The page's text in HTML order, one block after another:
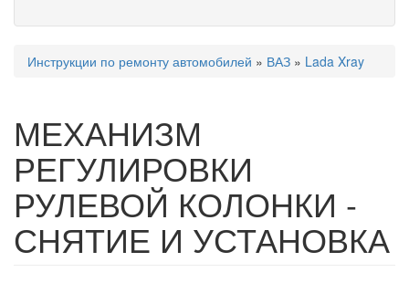
Вы здесь
Инструкции по ремонту автомобилей » ВАЗ » Lada Xray
МЕХАНИЗМ
РЕГУЛИРОВКИ
РУЛЕВОЙ КОЛОНКИ -
СНЯТИЕ И УСТАНОВКА